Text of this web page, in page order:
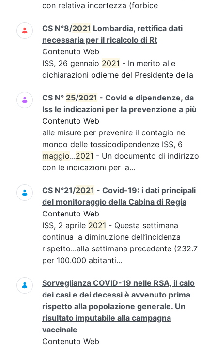
con relativa incertezza (forbice
CS N°8/2021 Lombardia, rettifica dati
necessaria per il ricalcolo di Rt
Contenuto Web
ISS, 26 gennaio 2021 - In merito alle
dichiarazioni odierne del Presidente della
CS N° 25/2021 - Covid e dipendenze, da
Iss le indicazioni per la prevenzione a più
Contenuto Web
alle misure per prevenire il contagio nel
mondo delle tossicodipendenze ISS, 6
maggio...2021 - Un documento di indirizzo
con le indicazioni per la...
CS N°21/2021 - Covid-19: i dati principali
del monitoraggio della Cabina di Regia
Contenuto Web
ISS, 2 aprile 2021 - Questa settimana
continua la diminuzione dell’incidenza
rispetto...alla settimana precedente (232.7
per 100.000 abitanti...
Sorveglianza COVID-19 nelle RSA, il calo
dei casi e dei decessi è avvenuto prima
rispetto alla popolazione generale. Un
risultato imputabile alla campagna
vaccinale
Contenuto Web